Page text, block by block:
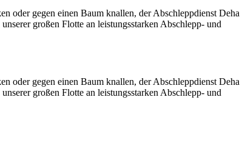
oder gegen einen Baum knallen, der Abschleppdienst Deha
großen Flotte an leistungsstarken Abschlepp- und
oder gegen einen Baum knallen, der Abschleppdienst Deha
großen Flotte an leistungsstarken Abschlepp- und